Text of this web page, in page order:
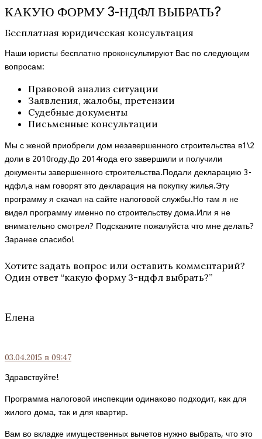
КАКУЮ ФОРМУ 3-НДФЛ ВЫБРАТЬ?
Бесплатная юридическая консультация
Наши юристы бесплатно проконсультируют Вас по следующим
вопросам:
Правовой анализ ситуации
Заявления, жалобы, претензии
Судебные документы
Письменные консультации
Мы с женой приобрели дом незавершенного строительства в1\2
доли в 2010году.До 2014года его завершили и получили
документы завершенного строительства.Подали декларацию 3-
ндфл,а нам говорят это декларация на покупку жилья.Эту
программу я скачал на сайте налоговой службы.Но там я не
видел программу именно по строительству дома.Или я не
внимательно смотрел? Подскажите пожалуйста что мне делать?
Заранее спасибо!
Хотите задать вопрос или оставить комментарий?
Один ответ “какую форму 3-ндфл выбрать?”
Елена
03.04.2015 в 09:47
Здравствуйте!
Программа налоговой инспекции одинаково подходит, как для
жилого дома, так и для квартир.
Вам во вкладке имущественных вычетов нужно выбрать, что это